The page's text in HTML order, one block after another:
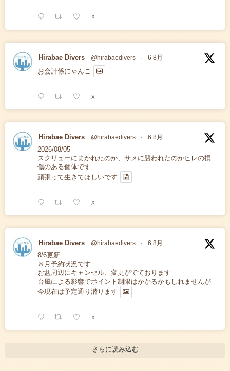
X
Hirabae Divers @hirabaedivers · 6 8月
お会計係にゃんこ
X
Hirabae Divers @hirabaedivers · 6 8月
2026/08/05
スクリューにまかれたのか、サメに襲われたのかヒレの損
傷のある個体です
頑張って生きてほしいです
X
Hirabae Divers @hirabaedivers · 6 8月
8/6更新
８月予約状況です
お盆周辺にキャンセル、変更がでております
台風による影響でポイント制限はかかるかもしれませんが
今現在は予定通り潜ります
X
さらに読み込む